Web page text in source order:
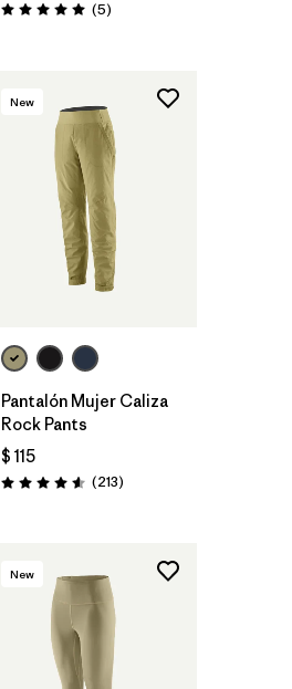
Valoración: 5.0 / 5
(5Comentarios
)
New
Pantalón Mujer Caliza
Rock Pants
$ 115
Valoración: 4.6 / 5
(213Comentarios
)
New